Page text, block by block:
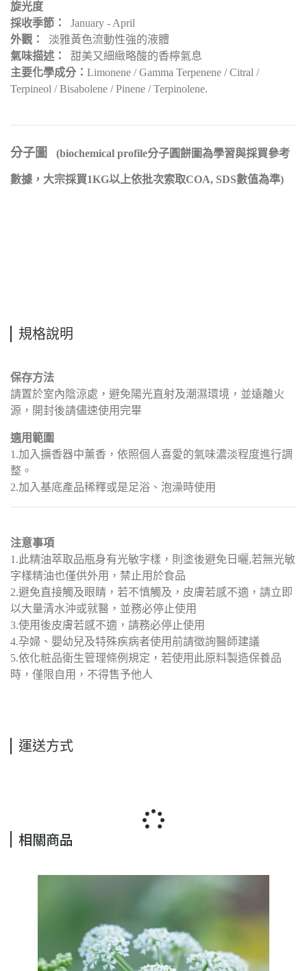
旋光度
採收季節：
January - April
外觀：
淡雅黃色流動性強的液體
氣味描述：
甜美又細緻略酸的香檸氣息
主要化學成分： Limonene / Gamma Terpenene / Citral /
Terpineol / Bisabolene / Pinene / Terpinolene.
分子圖 (biochemical profile分子圓餅圖為學習與採買參考
數據，大宗採買1KG以上依批次索取COA, SDS數值為準)
規格說明
保存方法
請置於室內陰涼處，避免陽光直射及潮濕環境，並遠離火
源，開封後請儘速使用完畢
適用範圍
1.加入擴香器中薰香，依照個人喜愛的氣味濃淡程度進行調
整。
2.加入基底產品稀釋或是足浴、泡澡時使用
注意事項
1.此精油萃取品瓶身有光敏字樣，則塗後避免日曬,若無光敏
字樣精油也僅供外用，禁止用於食品
2.避免直接觸及眼睛，若不慎觸及，皮膚若感不適，請立即
以大量清水沖或就醫，並務必停止使用
3.使用後皮膚若感不適，請務必停止使用
4.孕婦、嬰幼兒及特殊疾病者使用前請徵詢醫師建議
5.依化粧品衛生管理條例規定，若使用此原料製造保養品
時，僅限自用，不得售予他人
運送方式
相關商品